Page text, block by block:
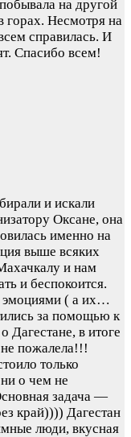
на другой
горах. Несмотря на
справилась. И
Спасибо всем!
и искали
Оксане, она
именно на
выше всяких
и нам
и беспокоится.
эмоциями ( а их…
за помощью к
Дагестане, в итоге
пожалела!!!
только
о чем не
задача —
край)))) Дагестан
люди, вкусная